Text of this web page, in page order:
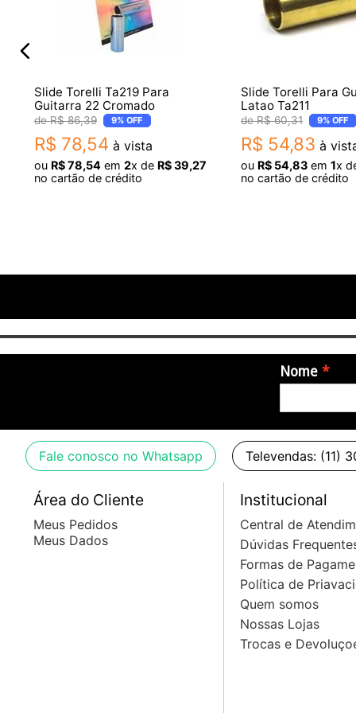
Slide Torelli Ta219 Para
Guitarra 22 Cromado
R$ 86,39 9%OFF
R$ 78,54 à vista
ou R$78,54 em 2x de R$39,27
no cartão de crédito
Slide Torelli Para
Latao Ta211
R$ 60,31 9%OFF
R$ 54,83 à
ou R$ 54,83 em 1x
no cartão de crédito
Nome
Fale conosco no Whatsapp Televendas: (11)
Área do Cliente
Meus Pedidos
Meus Dados
Institucional
Central de
Dúvidas
Formas de
Política de
Quem somos
Nossas Lojas
Trocas e